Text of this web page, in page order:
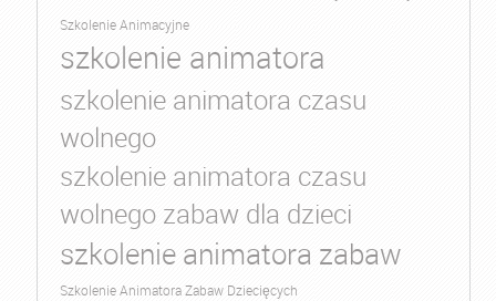
Szkolenie Animacyjne
szkolenie animatora
szkolenie animatora czasu
wolnego
szkolenie animatora czasu
wolnego zabaw dla dzieci
szkolenie animatora zabaw
Szkolenie Animatora Zabaw Dziecięcych